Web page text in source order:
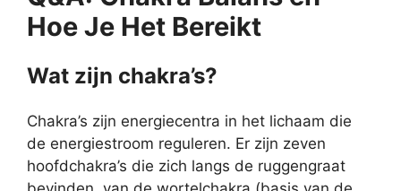
Hoe Je Het Bereikt
Wat zijn chakra’s?
Chakra’s zijn energiecentra in het lichaam die
de energiestroom reguleren. Er zijn zeven
hoofdchakra’s die zich langs de ruggengraat